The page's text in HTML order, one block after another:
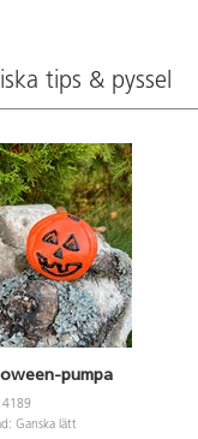
tips & pyssel
pumpa
4189
Ganska lätt